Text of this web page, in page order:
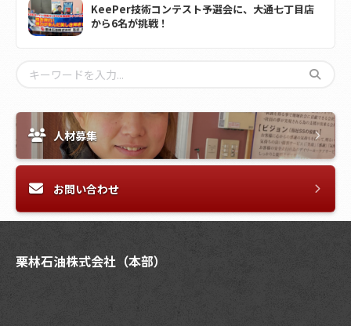
KeePer技術コンテスト予選会に、大通七丁目店
から6名が挑戦！
人材募集
お問い合わせ
栗林石油株式会社（本部）